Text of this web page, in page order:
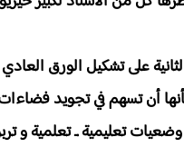
على تشكيل الورق
أن تسهم في تجويد
تعليمية ـ تعلمية و